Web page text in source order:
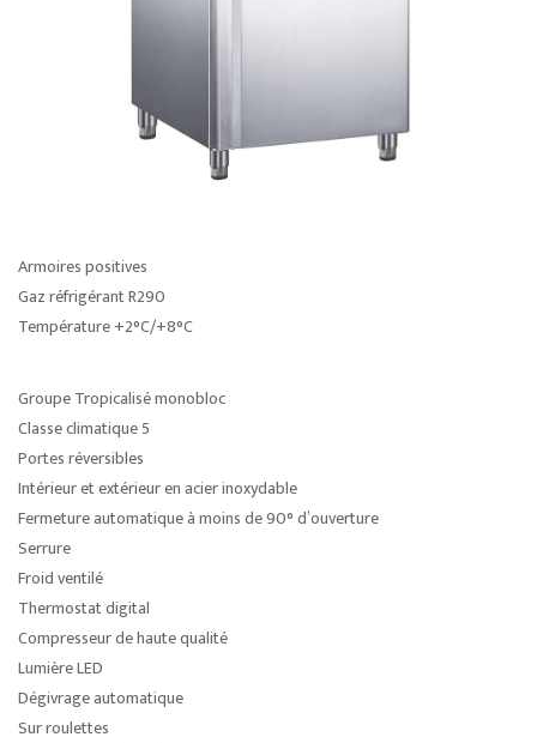
Armoires positives
Gaz réfrigérant R290
Température +2°C/+8°C
Groupe Tropicalisé monobloc
Classe climatique 5
Portes réversibles
Intérieur et extérieur en acier inoxydable
Fermeture automatique à moins de 90° d’ouverture
Serrure
Froid ventilé
Thermostat digital
Compresseur de haute qualité
Lumière LED
Dégivrage automatique
Sur roulettes